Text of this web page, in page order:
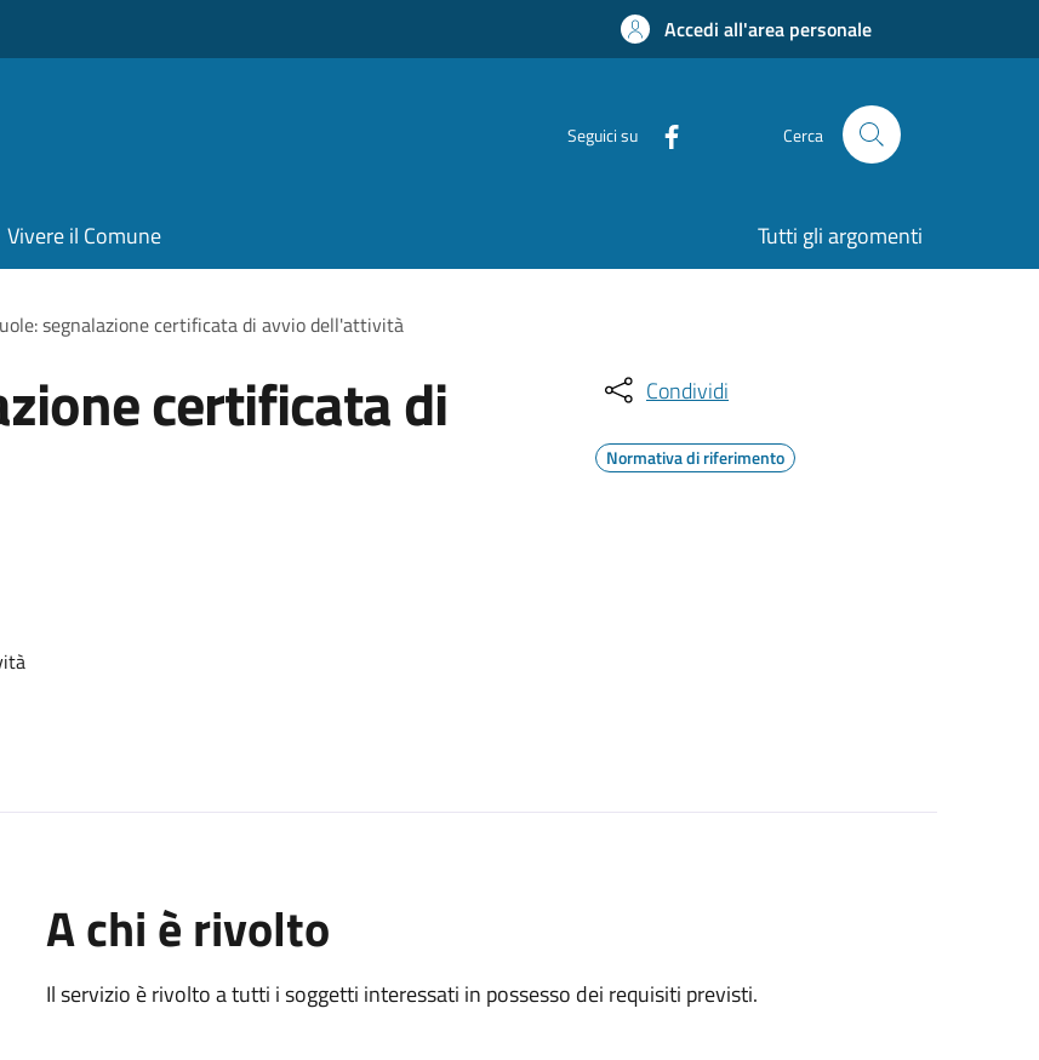
Accedi all'area personale
Seguici su Cerca
Vivere il Comune Tutti gli argomenti
segnalazione certificata di avvio dell'attività
certificata di Condividi
Normativa di riferimento
A chi è rivolto
Il servizio è rivolto a tutti i soggetti interessati in possesso dei requisiti previsti.